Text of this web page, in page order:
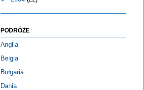
PODRÓŻE
Anglia
Belgia
Bułgaria
Dania